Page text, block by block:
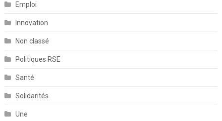
Emploi
Innovation
Non classé
Politiques RSE
Santé
Solidarités
Une